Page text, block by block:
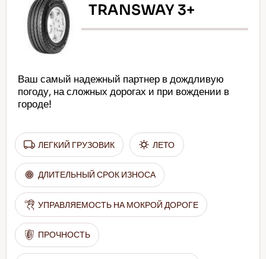
Советы по вождению по снегу
Подробнее
TRANSWAY 3+
Ваш самый надежный партнер в дождливую
погоду, на сложных дорогах и при вождении в
городе!
ЛЕГКИЙ ГРУЗОВИК ЛЕТО
ДЛИТЕЛЬНЫЙ СРОК ИЗНОСА
УПРАВЛЯЕМОСТЬ НА МОКРОЙ ДОРОГЕ
ПРОЧНОСТЬ